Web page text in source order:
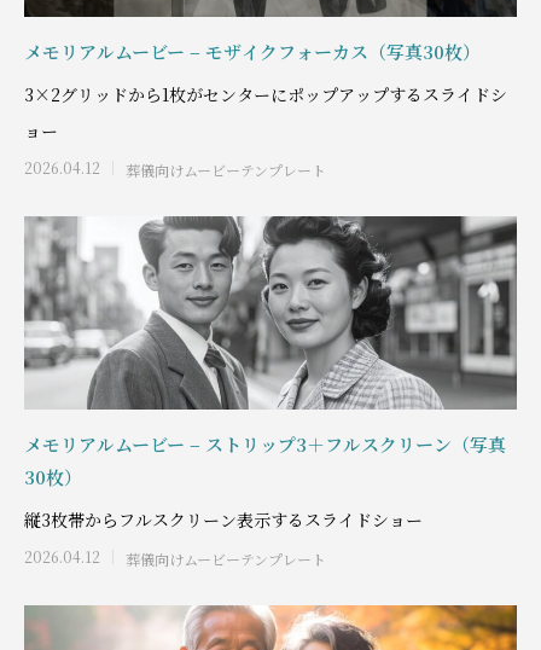
メモリアルムービー – モザイクフォーカス（写真30枚）
3×2グリッドから1枚がセンターにポップアップするスライドシ
ョー
2026.04.12 葬儀向けムービーテンプレート
メモリアルムービー – ストリップ3＋フルスクリーン（写真
30枚）
縦3枚帯からフルスクリーン表示するスライドショー
2026.04.12 葬儀向けムービーテンプレート